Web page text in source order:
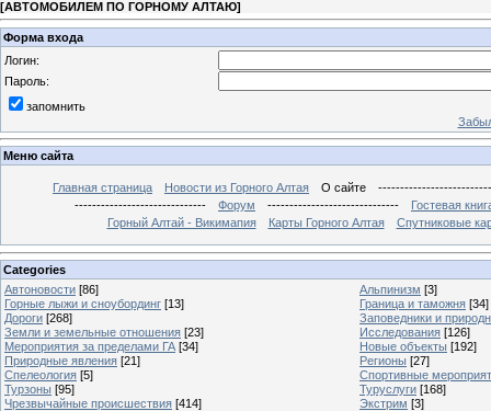
[АВТОМОБИЛЕМ ПО ГОРНОМУ АЛТАЮ]
Форма входа
Логин:
Пароль:
запомнить
Меню сайта
Главная страница Новости из Горного Алтая О сайте
------------------------------
Форум ------------------------------
Гостевая
Горный Алтай - Викимапия
Карты Горного Алтая Спутниковые
Categories
Автоновости [86] Альпинизм [3]
Горные лыжи и сноубординг [13] Граница и таможня [34]
Дороги [268]
Заповедники и
Земли и земельные отношения [23] Исследования [126]
Мероприятия за пределами ГА [34] Новые объекты [192]
Природные явления [21] Регионы [27]
Спелеология [5]
Спортивные
Турзоны [95] Туруслуги [168]
Чрезвычайные происшествия [414] Экстрим [3]